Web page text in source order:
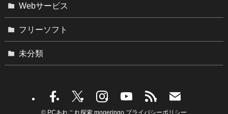
Webサービス
フリーソフト
未分類